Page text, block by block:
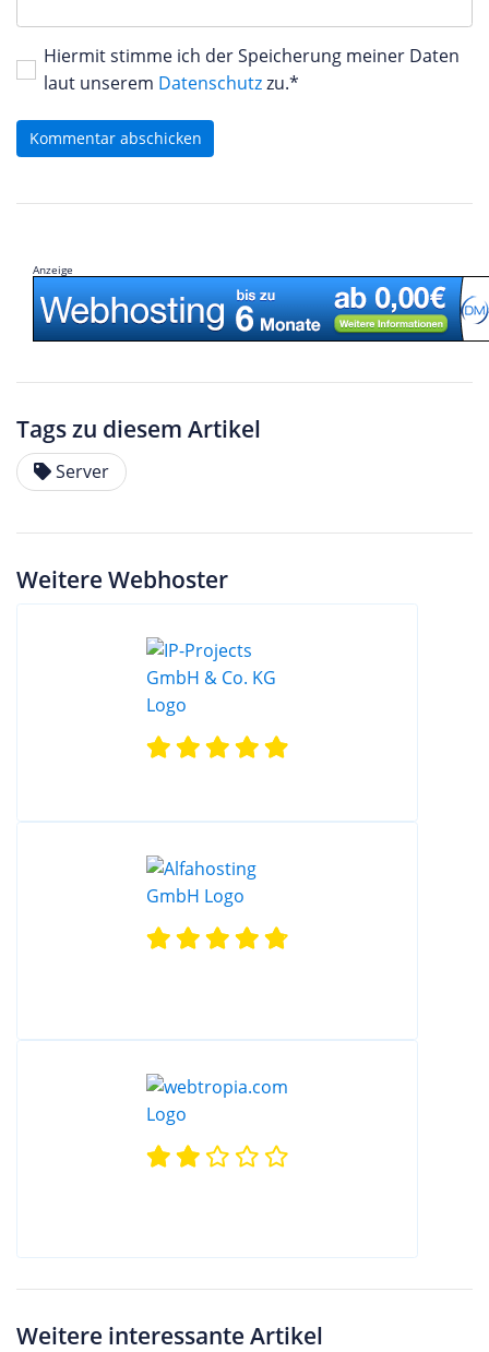
Hiermit stimme ich der Speicherung meiner Daten
laut unserem Datenschutzzu.*
Kommentar abschicken
Anzeige
Tags zu diesem Artikel
Server
Weitere Webhoster
Weitere interessante Artikel